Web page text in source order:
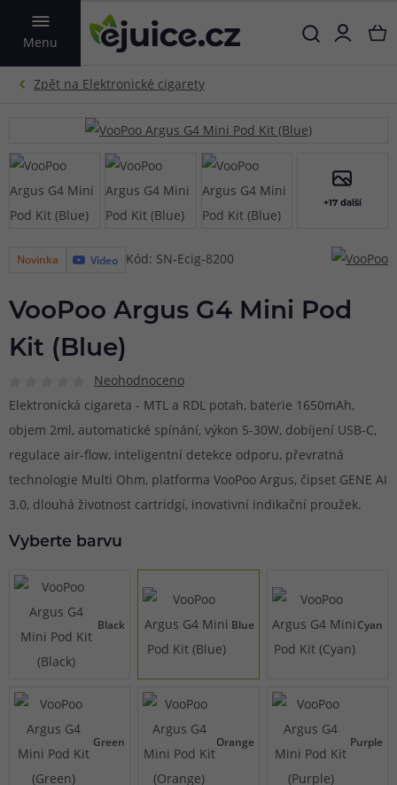
Menu
VYHLEDAT
+17 další
Novinka Video Kód: SN-Ecig-8200
VooPoo Argus G4 Mini Pod
Kit (Blue)
Neohodnoceno
Elektronická cigareta - MTL a RDL potah, baterie 1650mAh,
objem 2ml, automatické spínání, výkon 5-30W, dobíjení USB-C,
regulace air-flow, inteligentní detekce odporu, převratná
technologie Multi Ohm, platforma VooPoo Argus, čipset GENE AI
3.0, dlouhá životnost cartridgí, inovativní indikační proužek.
Vyberte barvu
Black Blue Cyan
Green Orange Purple